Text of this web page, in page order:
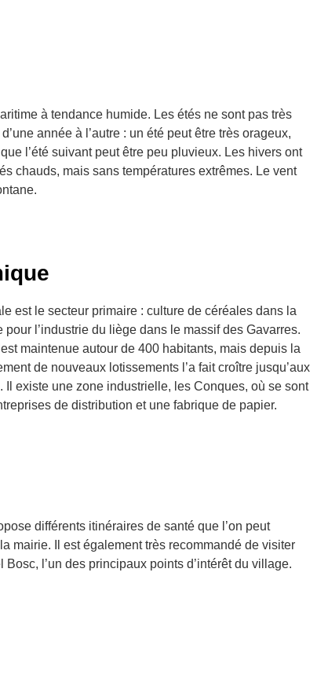
à tendance humide. Les étés ne sont pas très
année à l’autre : un été peut être très orageux,
l’été suivant peut être peu pluvieux. Les hivers ont
chauds, mais sans températures extrêmes. Le vent
est le secteur primaire : culture de céréales dans la
l’industrie du liège dans le massif des Gavarres.
maintenue autour de 400 habitants, mais depuis la
de nouveaux lotissements l’a fait croître jusqu’aux
Il existe une zone industrielle, les Conques, où se sont
de distribution et une fabrique de papier.
différents itinéraires de santé que l’on peut
mairie. Il est également très recommandé de visiter
Bosc, l’un des principaux points d’intérêt du village.